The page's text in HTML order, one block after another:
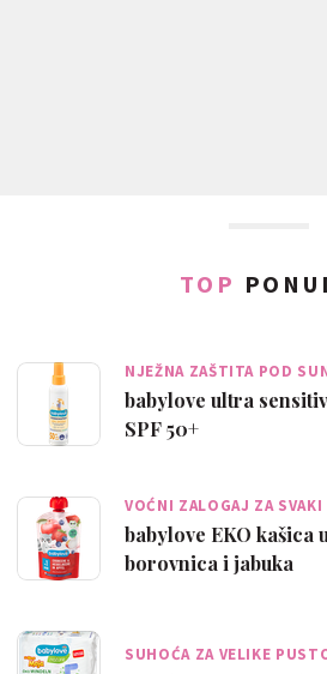
TOP
NJEŽNA ZAŠTITA POD
babylove ultra
SPF 50+
VOĆNI ZALOGAJ ZA
babylove EKO kašica
borovnica i jabuka
SUHOĆA ZA VELIKE